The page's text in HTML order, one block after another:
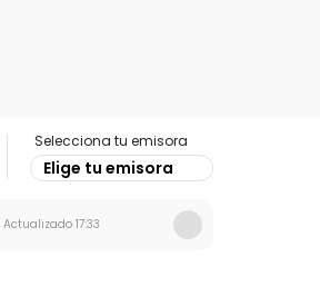
Selecciona tu emisora
Elige tu emisora
Actualizado 17:33